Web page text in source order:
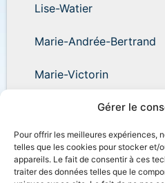
Gérer le
Pour offrir les meilleures expériences,
telles que les cookies pour stocker et/
appareils. Le fait de consentir à ces
traiter des données telles que le
Lise-Watier
Marie-Andrée-Bertrand
Marie-Victorin
Wilder-Penfield